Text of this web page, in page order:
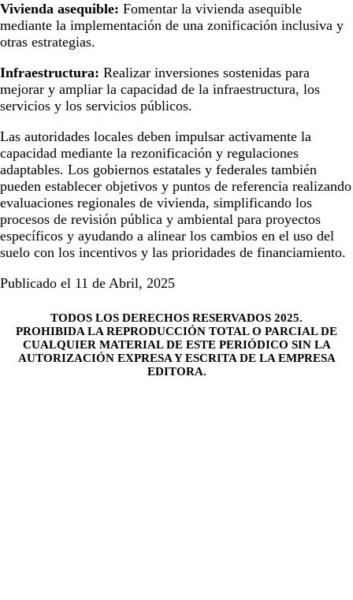
Vivienda asequible: Fomentar la vivienda asequible
mediante la implementación de una zonificación inclusiva y
otras estrategias.
Infraestructura: Realizar inversiones sostenidas para
mejorar y ampliar la capacidad de la infraestructura, los
servicios y los servicios públicos.
Las autoridades locales deben impulsar activamente la
capacidad mediante la rezonificación y regulaciones
adaptables. Los gobiernos estatales y federales también
pueden establecer objetivos y puntos de referencia realizando
evaluaciones regionales de vivienda, simplificando los
procesos de revisión pública y ambiental para proyectos
específicos y ayudando a alinear los cambios en el uso del
suelo con los incentivos y las prioridades de financiamiento.
Publicado el 11 de Abril, 2025
TODOS LOS DERECHOS RESERVADOS 2025.
PROHIBIDA LA REPRODUCCIÓN TOTAL O PARCIAL DE
CUALQUIER MATERIAL DE ESTE PERIÓDICO SIN LA
AUTORIZACIÓN EXPRESA Y ESCRITA DE LA EMPRESA
EDITORA.